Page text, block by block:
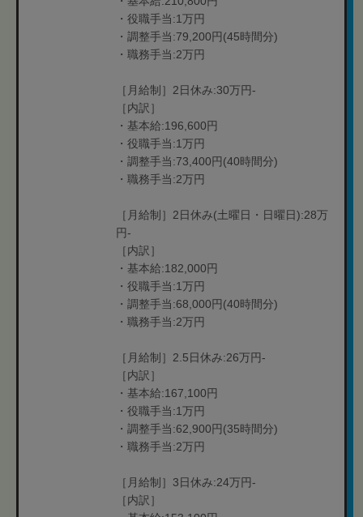
・役職手当:1万円
・調整手当:79,200円(45時間分)
・職務手当:2万円
［月給制］2日休み:30万円-
［内訳］
・基本給:196,600円
・役職手当:1万円
・調整手当:73,400円(40時間分)
・職務手当:2万円
［月給制］2日休み(土曜日・日曜日):28万
円-
［内訳］
・基本給:182,000円
・役職手当:1万円
・調整手当:68,000円(40時間分)
・職務手当:2万円
［月給制］2.5日休み:26万円-
［内訳］
・基本給:167,100円
・役職手当:1万円
・調整手当:62,900円(35時間分)
・職務手当:2万円
［月給制］3日休み:24万円-
［内訳］